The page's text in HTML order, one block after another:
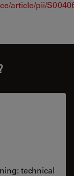
article/pii/
technical